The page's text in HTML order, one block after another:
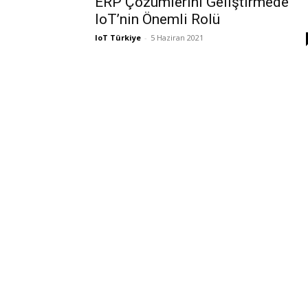
IoT’nin Önemli Rolü
IoT Türkiye - 5 Haziran 2021